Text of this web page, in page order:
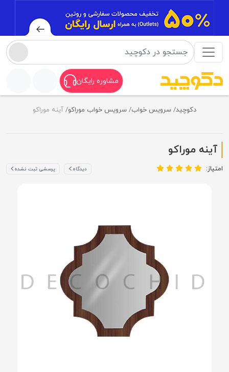
مشاوره رایگان
دکوچید سرویس خواب سرویس خواب موراکو آینه موراکو
آینه موراکو
امتیاز: دیدگاه پرسشی ثبت نشده